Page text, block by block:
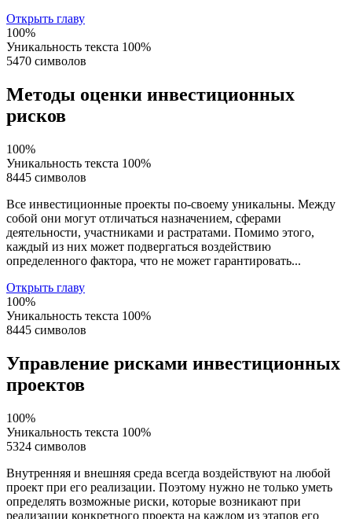
Открыть главу
100%
Уникальность текста 100%
5470 символов
Методы оценки инвестиционных
рисков
100%
Уникальность текста 100%
8445 символов
Все инвестиционные проекты по-своему уникальны. Между
собой они могут отличаться назначением, сферами
деятельности, участниками и растратами. Помимо этого,
каждый из них может подвергаться воздействию
определенного фактора, что не может гарантировать...
Открыть главу
100%
Уникальность текста 100%
8445 символов
Управление рисками инвестиционных
проектов
100%
Уникальность текста 100%
5324 символов
Внутренняя и внешняя среда всегда воздействуют на любой
проект при его реализации. Поэтому нужно не только уметь
определять возможные риски, которые возникают при
реализации конкретного проекта на каждом из этапов его